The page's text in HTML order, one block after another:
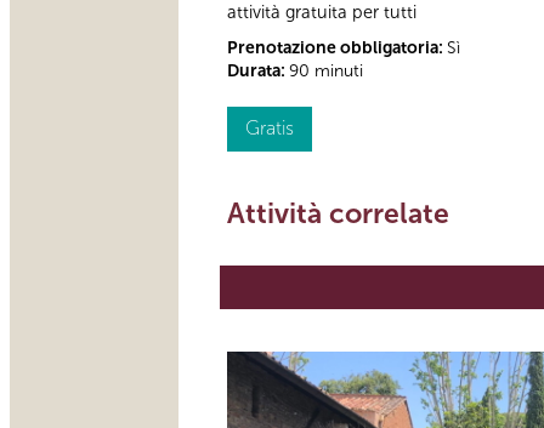
attività gratuita per tutti
Prenotazione obbligatoria: Sì
Durata: 90 minuti
Gratis
Attività correlate